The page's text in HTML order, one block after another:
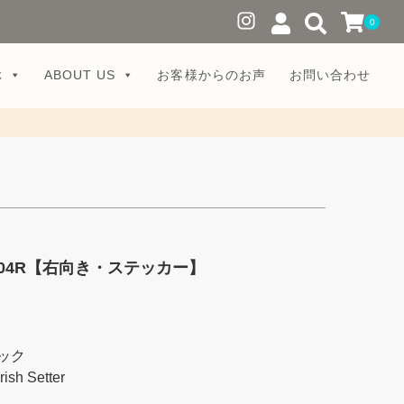
0
ABOUT US お客様からのお声 お問い合わせ
【右向き・ステッカー】
ク
Setter